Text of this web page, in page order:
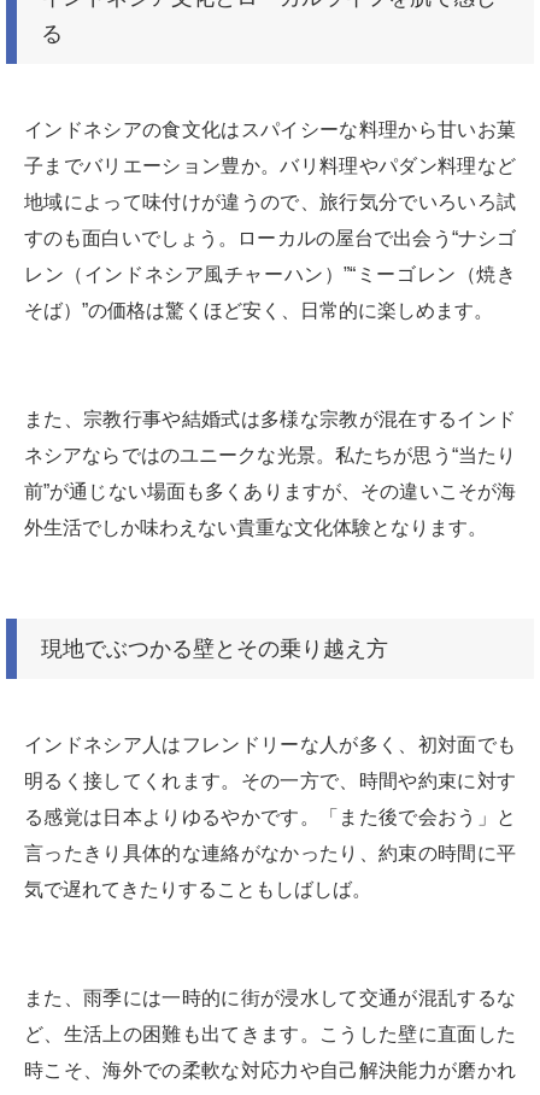
る
インドネシアの食文化はスパイシーな料理から甘いお菓
子までバリエーション豊か。バリ料理やパダン料理など
地域によって味付けが違うので、旅行気分でいろいろ試
すのも面白いでしょう。ローカルの屋台で出会う“ナシゴ
レン（インドネシア風チャーハン）”“ミーゴレン（焼き
そば）”の価格は驚くほど安く、日常的に楽しめます。
また、宗教行事や結婚式は多様な宗教が混在するインド
ネシアならではのユニークな光景。私たちが思う“当たり
前”が通じない場面も多くありますが、その違いこそが海
外生活でしか味わえない貴重な文化体験となります。
現地でぶつかる壁とその乗り越え方
インドネシア人はフレンドリーな人が多く、初対面でも
明るく接してくれます。その一方で、時間や約束に対す
る感覚は日本よりゆるやかです。「また後で会おう」と
言ったきり具体的な連絡がなかったり、約束の時間に平
気で遅れてきたりすることもしばしば。
また、雨季には一時的に街が浸水して交通が混乱するな
ど、生活上の困難も出てきます。こうした壁に直面した
時こそ、海外での柔軟な対応力や自己解決能力が磨かれ